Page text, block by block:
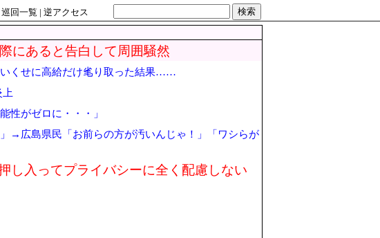
巡回一覧 | 逆アクセス
検索
にあると告白して周囲騒然
いくせに高給だけ毟り取った結果……
性がゼロに・・・」
→広島県民「お前らの方が汚いんじゃ！」「ワシらが
し入ってプライバシーに全く配慮しない